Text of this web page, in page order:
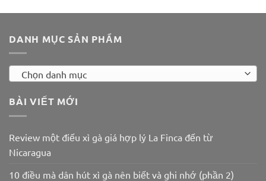
DANH MỤC SẢN PHẨM
Chọn danh mục
BÀI VIẾT MỚI
Review một điếu xì gà giá hợp lý La Finca đến từ
Nicaragua
10 điều mà dân hút xì gà nên biết và ghi nhớ (phần 2)